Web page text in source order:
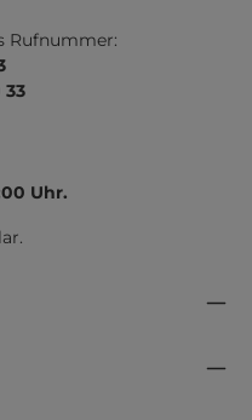
Rufnummer:
Uhr.
.